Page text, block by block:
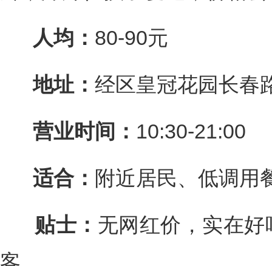
人均： 80-90元
地址： 经区皇冠花园长
营业时间： 10:30-21:00
适合： 附近居民、低调
贴士： 无网红价，实在